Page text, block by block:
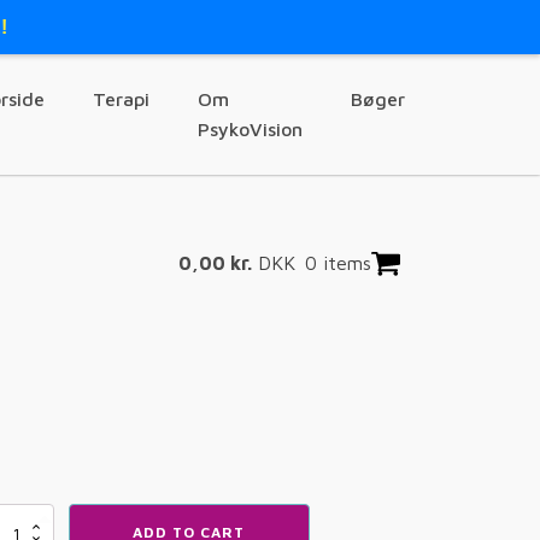
Terapi
Om
PsykoVision
Bøger
0,00 kr. DKK 0 items
ADD TO CART